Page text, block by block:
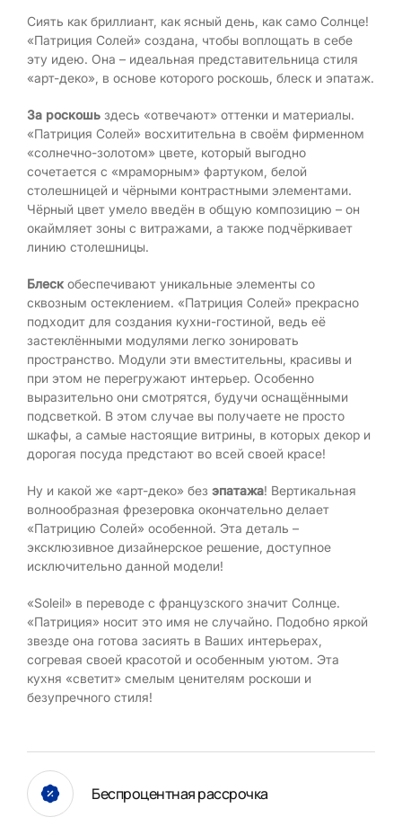
Сиять как бриллиант, как ясный день, как само Солнце!
«Патриция Солей» создана, чтобы воплощать в себе
эту идею. Она – идеальная представительница стиля
«арт-деко», в основе которого роскошь, блеск и эпатаж.
За роскошь здесь «отвечают» оттенки и материалы.
«Патриция Солей» восхитительна в своём фирменном
«солнечно-золотом» цвете, который выгодно
сочетается с «мраморным» фартуком, белой
столешницей и чёрными контрастными элементами.
Чёрный цвет умело введён в общую композицию – он
окаймляет зоны с витражами, а также подчёркивает
линию столешницы.
Блеск обеспечивают уникальные элементы со
сквозным остеклением. «Патриция Солей» прекрасно
подходит для создания кухни-гостиной, ведь её
застеклёнными модулями легко зонировать
пространство. Модули эти вместительны, красивы и
при этом не перегружают интерьер. Особенно
выразительно они смотрятся, будучи оснащёнными
подсветкой. В этом случае вы получаете не просто
шкафы, а самые настоящие витрины, в которых декор и
дорогая посуда предстают во всей своей красе!
Ну и какой же «арт-деко» без эпатажа! Вертикальная
волнообразная фрезеровка окончательно делает
«Патрицию Солей» особенной. Эта деталь –
эксклюзивное дизайнерское решение, доступное
исключительно данной модели!
«Soleil» в переводе с французского значит Солнце.
«Патриция» носит это имя не случайно. Подобно яркой
звезде она готова засиять в Ваших интерьерах,
согревая своей красотой и особенным уютом. Эта
кухня «светит» смелым ценителям роскоши и
безупречного стиля!
Беспроцентная рассрочка